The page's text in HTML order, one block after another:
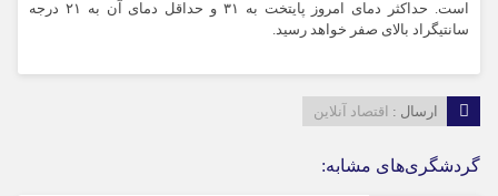
است. حداکثر دمای امروز پایتخت به ۳۱ و حداقل دمای آن به ۲۱ درجه
سانتیگراد بالای صفر خواهد رسید.
ارسال : اقتصاد آنلاین
گردشگری‌های مشابه: